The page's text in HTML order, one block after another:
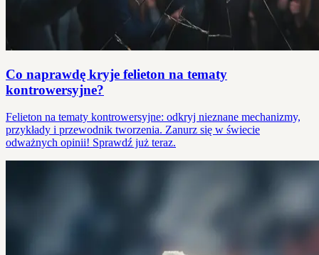
Co naprawdę kryje felieton na tematy
kontrowersyjne?
Felieton na tematy kontrowersyjne: odkryj nieznane mechanizmy,
przykłady i przewodnik tworzenia. Zanurz się w świecie
odważnych opinii! Sprawdź już teraz.